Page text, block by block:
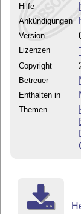
Hilfe
Ankündigungen
Version
Lizenzen
Copyright
Betreuer
Enthalten in
Themen